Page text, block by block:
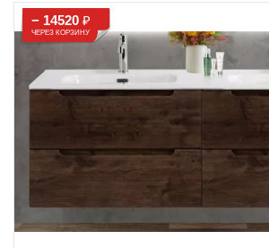
− 14520₽
ЧЕРЕЗ КОРЗИНУ